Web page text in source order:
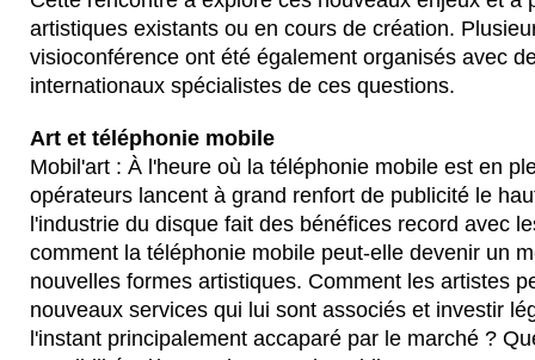
artistiques existants ou en cours de création.
visioconférence ont été également organisés avec
internationaux spécialistes de ces questions.
Art et téléphonie mobile 
Mobil'art : À l'heure où la téléphonie mobile est en
opérateurs lancent à grand renfort de publicité le
l'industrie du disque fait des bénéfices record avec
comment la téléphonie mobile peut-elle devenir un
nouvelles formes artistiques. Comment les artistes
nouveaux services qui lui sont associés et investir
l'instant principalement accaparé par le marché ?